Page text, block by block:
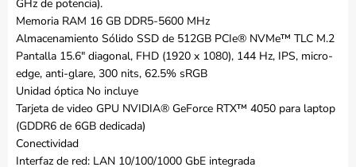
GHz de potencia).
Memoria RAM 16 GB DDR5-5600 MHz
Almacenamiento Sólido SSD de 512GB PCIe® NVMe™ TLC M.2
Pantalla 15.6″ diagonal, FHD (1920 x 1080), 144 Hz, IPS, micro-
edge, anti-glare, 300 nits, 62.5% sRGB
Unidad óptica No incluye
Tarjeta de video GPU NVIDIA® GeForce RTX™ 4050 para laptop
(GDDR6 de 6GB dedicada)
Conectividad
Interfaz de red: LAN 10/100/1000 GbE integrada